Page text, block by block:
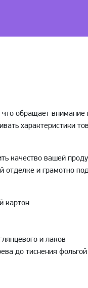
обращает внимание
характеристики
качество вашей
отделке и грамотно
картон
и лаков
до тиснения